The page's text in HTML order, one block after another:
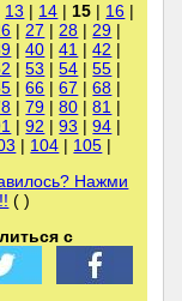
13 | 14 | 15 | 16 |
| 27 | 28 | 29 |
|40 |41 |42 |
|53 |54 |55 |
|66 |67 |68 |
|79 |80 |81 |
|92 |93 |94 |
| 104 | 105 |
Нажми
( )
с